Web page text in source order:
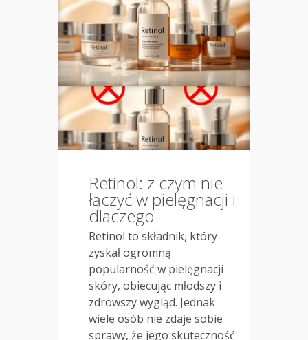
Retinol: z czym nie
łączyć w pielęgnacji i
dlaczego
Retinol to składnik, który
zyskał ogromną
popularność w pielęgnacji
skóry, obiecując młodszy i
zdrowszy wygląd. Jednak
wiele osób nie zdaje sobie
sprawy, że jego skuteczność